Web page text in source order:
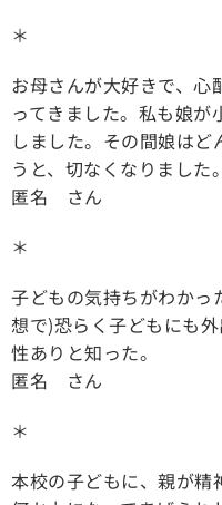
＊
お母さんが大好きで、心
ってきました。私も娘
しました。その間娘は
うと、切なくなりました。
匿名 さん
＊
子どもの気持ちがわかっ
想で)恐らく子どもにも
性ありと知った。
匿名 さん
＊
本校の子どもに、親が精